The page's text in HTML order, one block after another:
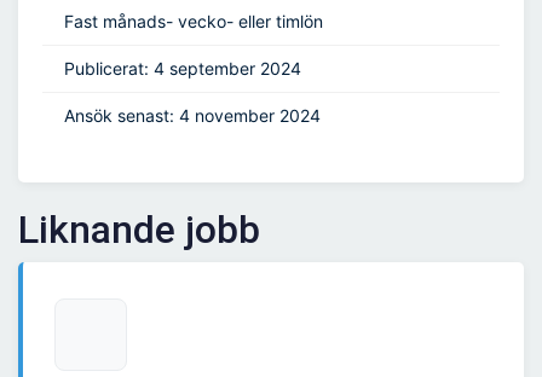
Fast månads- vecko- eller timlön
Publicerat: 4 september 2024
Ansök senast: 4 november 2024
Liknande jobb